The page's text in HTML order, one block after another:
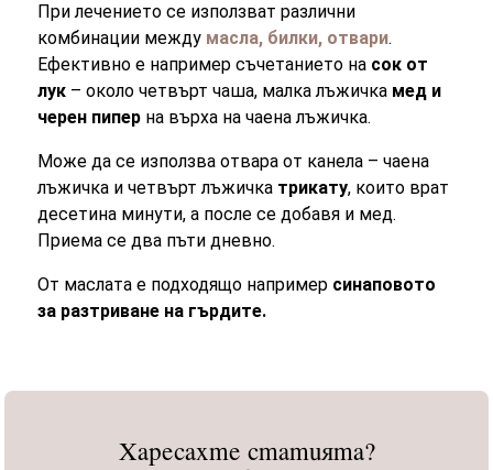
При лечението се използват различни
комбинации между масла, билки, отвари.
Ефективно е например съчетанието на сок от
лук – около четвърт чаша, малка лъжичка мед и
черен пипер на върха на чаена лъжичка.
Може да се използва отвара от канела – чаена
лъжичка и четвърт лъжичка трикату, които врат
десетина минути, а после се добавя и мед.
Приема се два пъти дневно.
От маслата е подходящо например синаповото
за разтриване на гърдите.
Харесахте статията?